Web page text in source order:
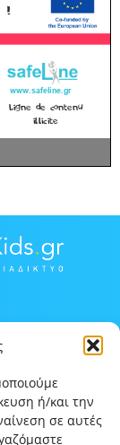
ή/και την
σε αυτές